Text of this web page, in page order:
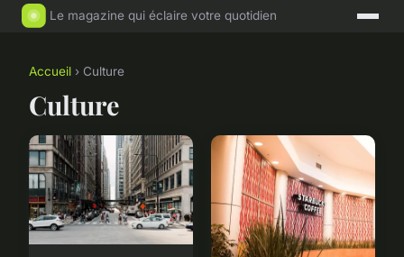
Le magazine qui éclaire votre quotidien
Accueil › Culture
Culture